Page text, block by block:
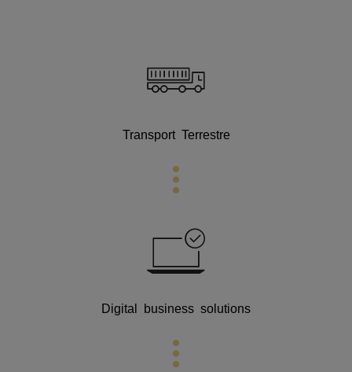
Transport Terrestre
Digital business solutions